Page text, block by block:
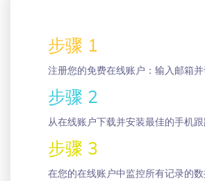
步骤 1
注册您的免费在线账户：输入邮箱并
步骤 2
从在线账户下载并安装最佳的手机跟
步骤 3
在您的在线账户中监控所有记录的数